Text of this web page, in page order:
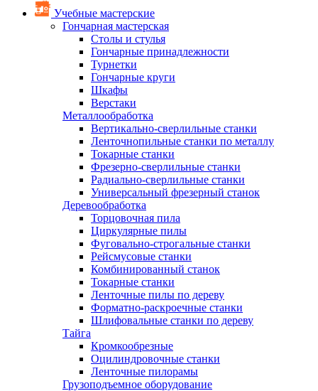
Учебные мастерские
Гончарная мастерская
Столы и стулья
Гончарные принадлежности
Турнетки
Гончарные круги
Шкафы
Верстаки
Металлообработка
Вертикально-сверлильные станки
Ленточнопильные станки по металлу
Токарные станки
Фрезерно-сверлильные станки
Радиально-сверлильные станки
Универсальный фрезерный станок
Деревообработка
Торцовочная пила
Циркулярные пилы
Фуговально-строгальные станки
Рейсмусовые станки
Комбинированный станок
Токарные станки
Ленточные пилы по дереву
Форматно-раскроечные станки
Шлифовальные станки по дереву
Тайга
Кромкообрезные
Оцилиндровочные станки
Ленточные пилорамы
Грузоподъемное оборудование